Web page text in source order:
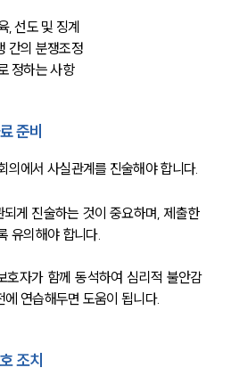
, 선도 및 징계
간의 분쟁조정
정하는 사항
준비
의에서 사실관계를 진술해야 합니다.
게 진술하는 것이 중요하며, 제출한
유의해야 합니다.
호자가 함께 동석하여 심리적 불안감
연습해두면 도움이 됩니다.
조치